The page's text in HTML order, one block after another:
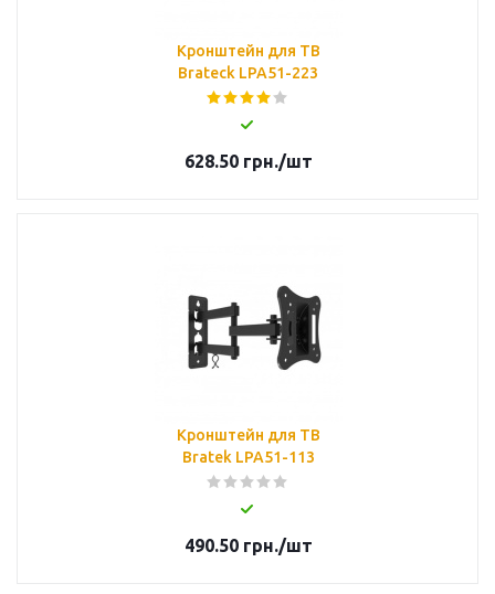
Кронштейн для ТВ
Brateck LPA51-223
628.50грн./шт
Кронштейн для ТВ
Bratek LPA51-113
490.50грн./шт